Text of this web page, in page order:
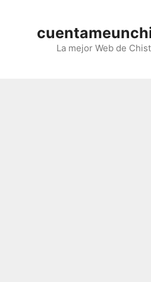
contenido
La mejor Web de